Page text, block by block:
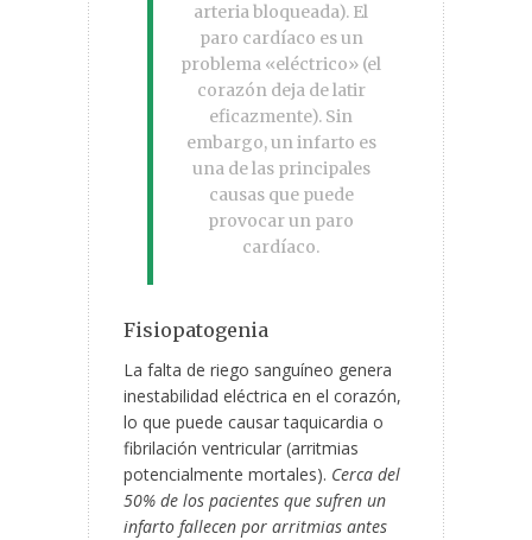
arteria bloqueada). El
paro cardíaco es un
problema «eléctrico» (el
corazón deja de latir
eficazmente). Sin
embargo, un infarto es
una de las principales
causas que puede
provocar un paro
cardíaco.
Fisiopatogenia
La falta de riego sanguíneo genera
inestabilidad eléctrica en el corazón,
lo que puede causar taquicardia o
fibrilación ventricular (arritmias
potencialmente mortales). Cerca del
50% de los pacientes que sufren un
infarto fallecen por arritmias antes